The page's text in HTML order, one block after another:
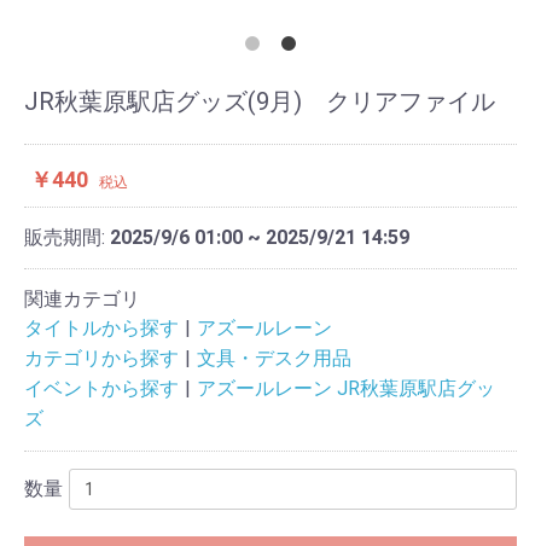
JR秋葉原駅店グッズ(9月) クリアファイル
￥440 税込
販売期間: 2025/9/6 01:00 ~ 2025/9/21 14:59
関連カテゴリ
タイトルから探す
アズールレーン
カテゴリから探す
文具・デスク用品
イベントから探す
アズールレーン JR秋葉原駅店グッ
ズ
数量